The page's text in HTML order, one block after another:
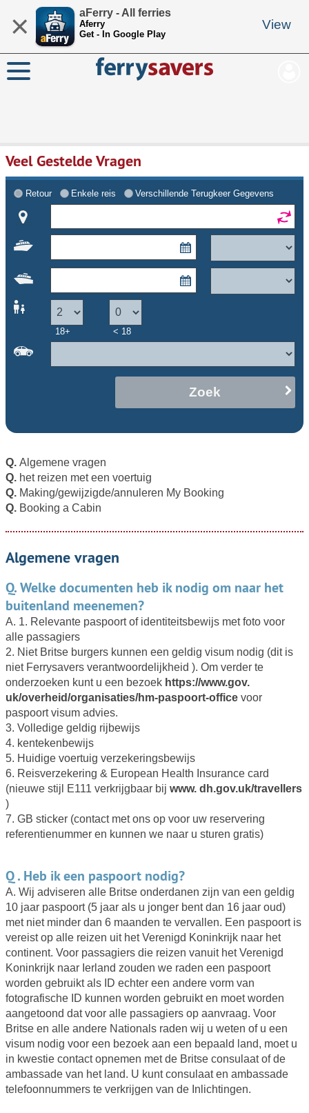
× aFerry - All ferries
Aferry
Get - In Google Play
View
Veel Gestelde Vragen
Retour Enkele reis Verschillende Terugkeer Gegevens
18+ < 18
Zoek
Q. Algemene vragen
Q. het reizen met een voertuig
Q. Making/gewijzigde/annuleren My Booking
Q. Booking a Cabin
Algemene vragen
Q. Welke documenten heb ik nodig om naar het
buitenland meenemen?
A. 1. Relevante paspoort of identiteitsbewijs met foto voor
alle passagiers
2. Niet Britse burgers kunnen een geldig visum nodig (dit is
niet Ferrysavers verantwoordelijkheid ). Om verder te
onderzoeken kunt u een bezoek https://www.gov.
uk/overheid/organisaties/hm-paspoort-office voor
paspoort visum advies.
3. Volledige geldig rijbewijs
4. kentekenbewijs
5. Huidige voertuig verzekeringsbewijs
6. Reisverzekering & European Health Insurance card
(nieuwe stijl E111 verkrijgbaar bij www. dh.gov.uk/travellers
)
7. GB sticker (contact met ons op voor uw reservering
referentienummer en kunnen we naar u sturen gratis)
Q . Heb ik een paspoort nodig?
A. Wij adviseren alle Britse onderdanen zijn van een geldig
10 jaar paspoort (5 jaar als u jonger bent dan 16 jaar oud)
met niet minder dan 6 maanden te vervallen. Een paspoort is
vereist op alle reizen uit het Verenigd Koninkrijk naar het
continent. Voor passagiers die reizen vanuit het Verenigd
Koninkrijk naar Ierland zouden we raden een paspoort
worden gebruikt als ID echter een andere vorm van
fotografische ID kunnen worden gebruikt en moet worden
aangetoond dat voor alle passagiers op aanvraag. Voor
Britse en alle andere Nationals raden wij u weten of u een
visum nodig voor een bezoek aan een bepaald land, moet u
in kwestie contact opnemen met de Britse consulaat of de
ambassade van het land. U kunt consulaat en ambassade
telefoonnummers te verkrijgen van de Inlichtingen.